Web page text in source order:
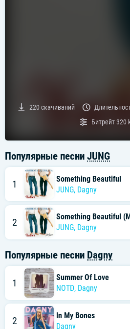
220 скачиваний
Битрейт320
Популярные песни JUNG
1
Something Beautiful
JUNG, Dagny
2
Something Beautiful
JUNG, Dagny
Популярные песни Dagny
1
Summer Of Love
NOTD, Dagny
2
In My Bones
Dagny